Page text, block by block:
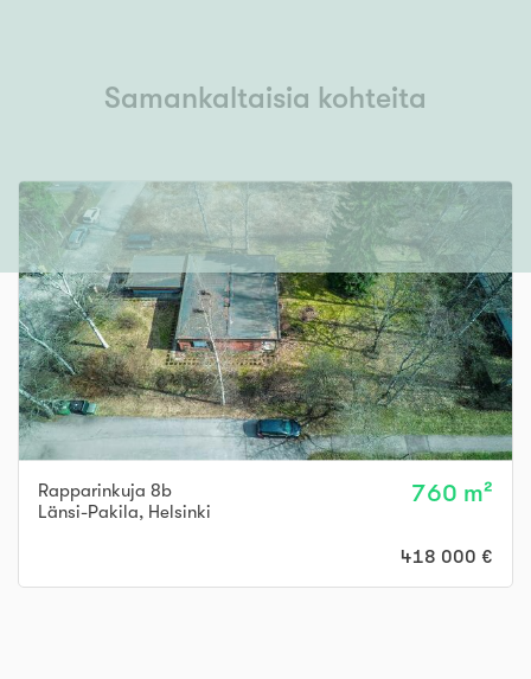
Samankaltaisia kohteita
Rapparinkuja 8b
Länsi-Pakila, Helsinki
760 m²
418 000 €